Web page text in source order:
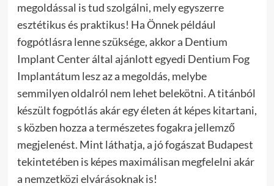
megoldással is tud szolgálni, mely egyszerre
esztétikus és praktikus! Ha Önnek például
fogpótlásra lenne szüksége, akkor a Dentium
Implant Center által ajánlott egyedi Dentium Fog
Implantátum lesz az a megoldás, melybe
semmilyen oldalról nem lehet belekötni. A titánból
készült fogpótlás akár egy életen át képes kitartani,
s közben hozza a természetes fogakra jellemző
megjelenést. Mint láthatja, a jó fogászat Budapest
tekintetében is képes maximálisan megfelelni akár
a nemzetközi elvárásoknak is!